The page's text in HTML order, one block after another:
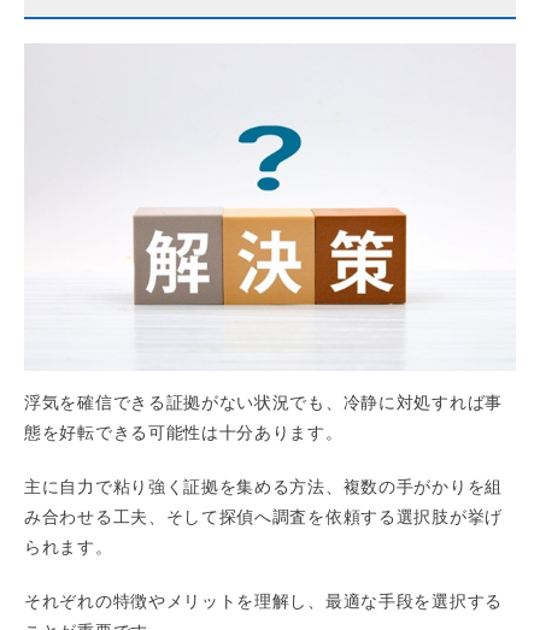
浮気を確信できる証拠がない状況でも、冷静に対処すれば事
態を好転できる可能性は十分あります。
主に自力で粘り強く証拠を集める方法、複数の手がかりを組
み合わせる工夫、そして探偵へ調査を依頼する選択肢が挙げ
られます。
それぞれの特徴やメリットを理解し、最適な手段を選択する